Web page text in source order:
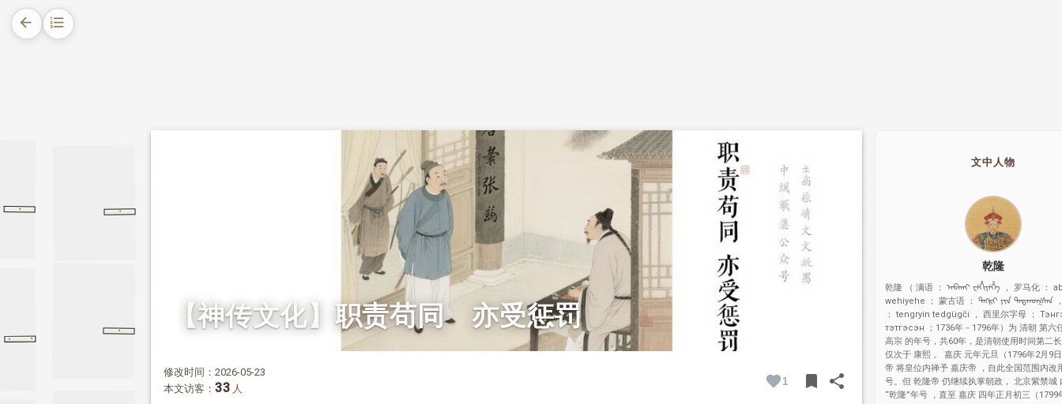
arrow_back format_list_numbered
六十八回
·
第六十八回
书
·
·
行由品
六祖坛经
·
释初品
大智度论
· 【神传文化】职责苟同 亦受惩罚
修改时间：2026-05-23
本文访客： 33 人
1 bookmarkBOOKMARK
shareSHARE
文中人物
乾隆
乾隆 （ 满语 ： ᠠᠪᡴᠠᡳ ᠸᡝᡥᡳᠶᡝᡥᡝ ， 罗马化 ：
wehiyehe ； 蒙古语 ： ᠲᠩᠷᠢ ᠶᠢᠨ ᠲᠡᠳᠭᠦᠭᠰᠡᠨ
： tengryin tedgügči ， 西里尔字母 ：
тэтгэсэн ；1736年－1796年）为 清朝 第六
高宗 的年号，共60年，是清朝使用时间第二
仅次于 康熙 。 嘉庆 元年元旦（1796年2月9
帝 将皇位内禅予 嘉庆帝 ，自此全国范围内改
号。但 乾隆帝 仍继续执掌朝政， 北京紫禁城
“乾隆”年号 ，直至 嘉庆 四年正月初三（1799